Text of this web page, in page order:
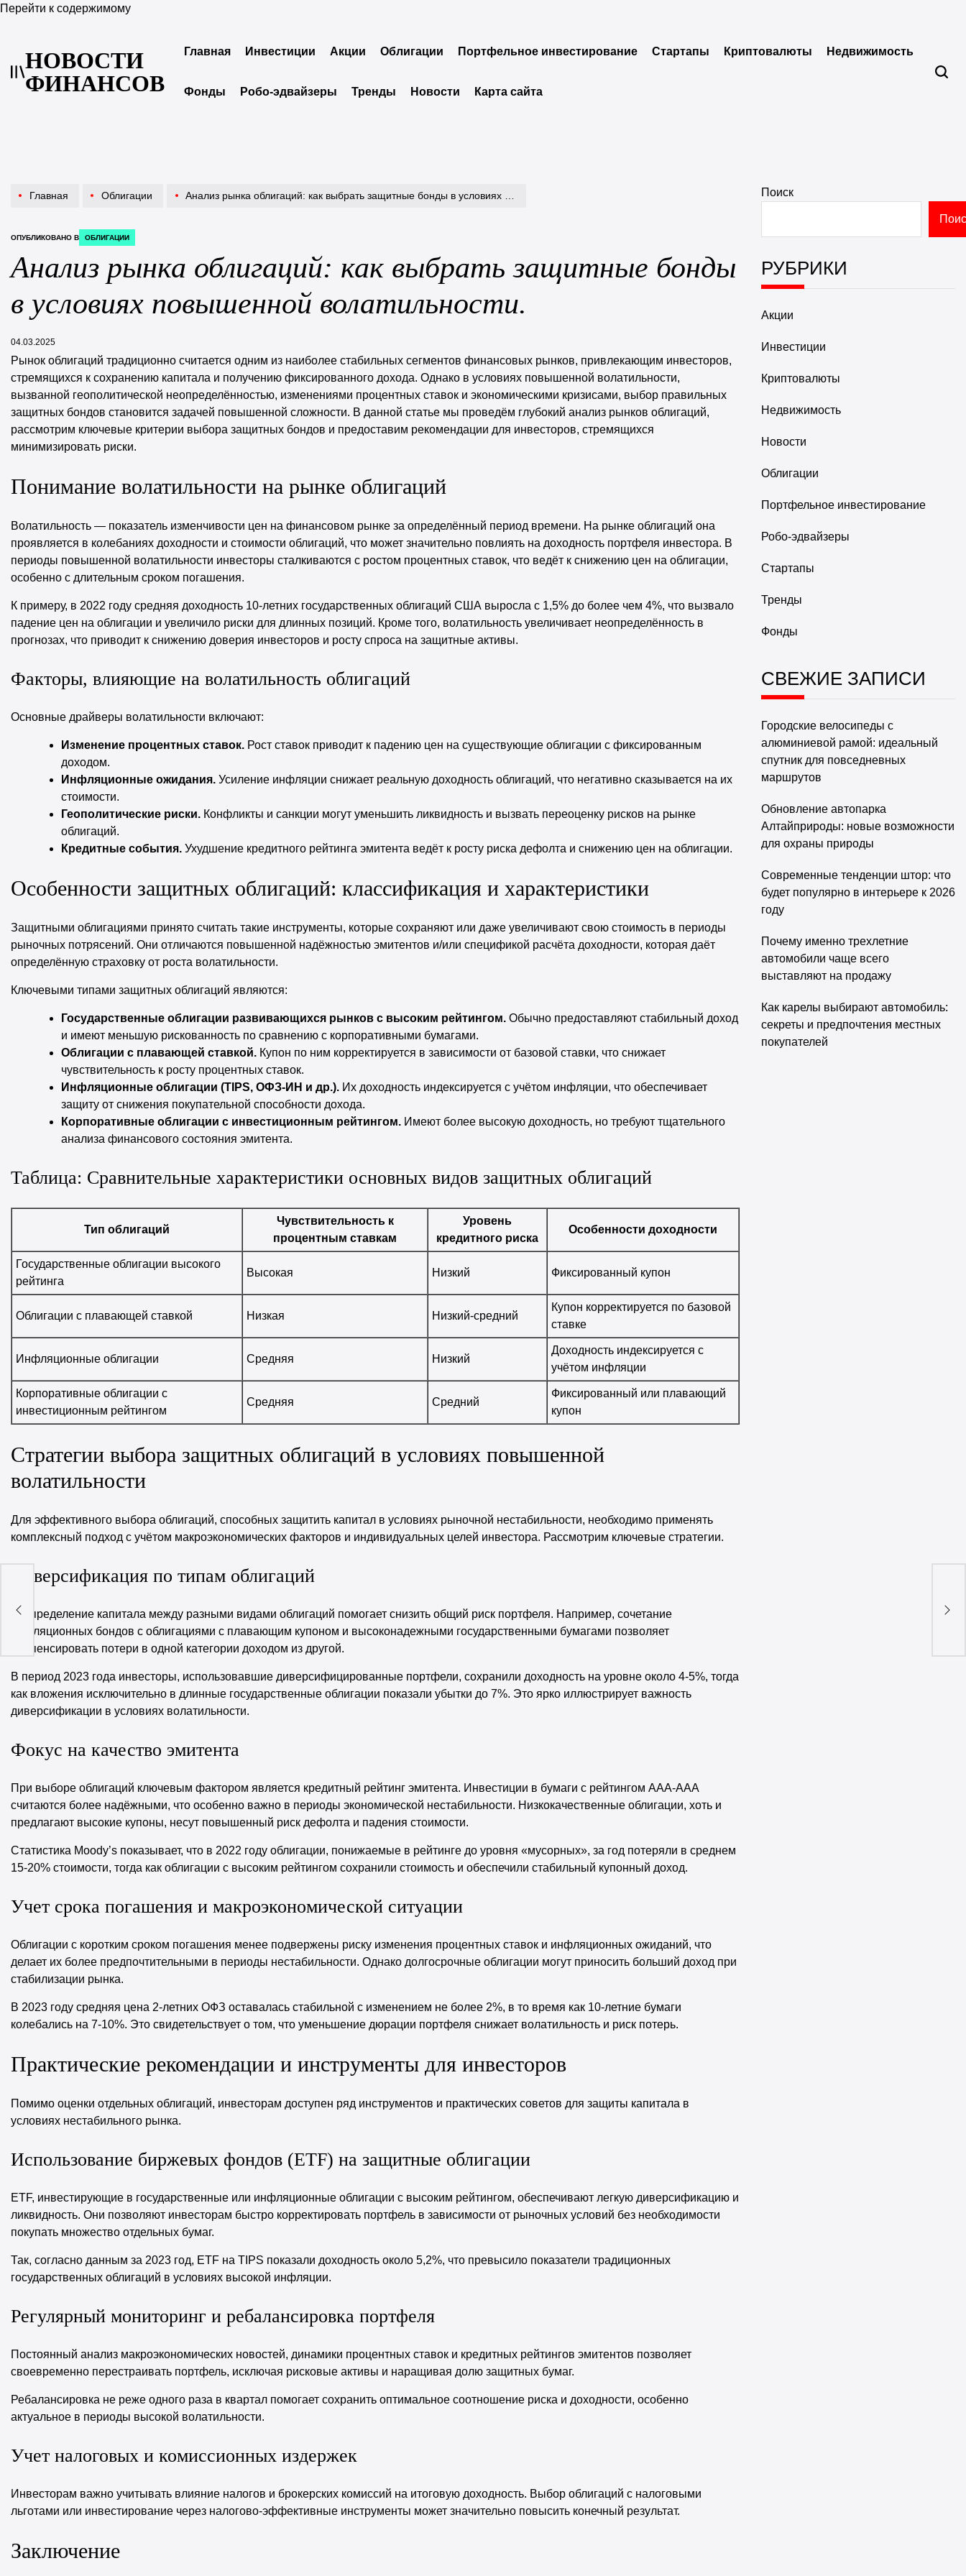
Перейти к содержимому
НОВОСТИ
ФИНАНСОВ
Главная Инвестиции Акции Облигации Портфельное инвестирование Стартапы Криптовалюты Недвижимость
Фонды Робо-эдвайзеры Тренды Новости Карта сайта
Главная Облигации Анализ рынка облигаций: как выбрать защитные бонды в условиях повышенной волатильности.
ОПУБЛИКОВАНО В ОБЛИГАЦИИ
Анализ рынка облигаций: как выбрать защитные бонды
в условиях повышенной волатильности.
04.03.2025
Рынок облигаций традиционно считается одним из наиболее стабильных сегментов финансовых рынков, привлекающим инвесторов,
стремящихся к сохранению капитала и получению фиксированного дохода. Однако в условиях повышенной волатильности,
вызванной геополитической неопределённостью, изменениями процентных ставок и экономическими кризисами, выбор правильных
защитных бондов становится задачей повышенной сложности. В данной статье мы проведём глубокий анализ рынков облигаций,
рассмотрим ключевые критерии выбора защитных бондов и предоставим рекомендации для инвесторов, стремящихся
минимизировать риски.
Понимание волатильности на рынке облигаций
Волатильность — показатель изменчивости цен на финансовом рынке за определённый период времени. На рынке облигаций она
проявляется в колебаниях доходности и стоимости облигаций, что может значительно повлиять на доходность портфеля инвестора. В
периоды повышенной волатильности инвесторы сталкиваются с ростом процентных ставок, что ведёт к снижению цен на облигации,
особенно с длительным сроком погашения.
К примеру, в 2022 году средняя доходность 10-летних государственных облигаций США выросла с 1,5% до более чем 4%, что вызвало
падение цен на облигации и увеличило риски для длинных позиций. Кроме того, волатильность увеличивает неопределённость в
прогнозах, что приводит к снижению доверия инвесторов и росту спроса на защитные активы.
Факторы, влияющие на волатильность облигаций
Основные драйверы волатильности включают:
Изменение процентных ставок. Рост ставок приводит к падению цен на существующие облигации с фиксированным
доходом.
Инфляционные ожидания. Усиление инфляции снижает реальную доходность облигаций, что негативно сказывается на их
стоимости.
Геополитические риски. Конфликты и санкции могут уменьшить ликвидность и вызвать переоценку рисков на рынке
облигаций.
Кредитные события. Ухудшение кредитного рейтинга эмитента ведёт к росту риска дефолта и снижению цен на облигации.
Особенности защитных облигаций: классификация и характеристики
Защитными облигациями принято считать такие инструменты, которые сохраняют или даже увеличивают свою стоимость в периоды
рыночных потрясений. Они отличаются повышенной надёжностью эмитентов и/или спецификой расчёта доходности, которая даёт
определённую страховку от роста волатильности.
Ключевыми типами защитных облигаций являются:
Государственные облигации развивающихся рынков с высоким рейтингом. Обычно предоставляют стабильный доход
и имеют меньшую рискованность по сравнению с корпоративными бумагами.
Облигации с плавающей ставкой. Купон по ним корректируется в зависимости от базовой ставки, что снижает
чувствительность к росту процентных ставок.
Инфляционные облигации (TIPS, ОФЗ-ИН и др.). Их доходность индексируется с учётом инфляции, что обеспечивает
защиту от снижения покупательной способности дохода.
Корпоративные облигации с инвестиционным рейтингом. Имеют более высокую доходность, но требуют тщательного
анализа финансового состояния эмитента.
Таблица: Сравнительные характеристики основных видов защитных облигаций
Тип облигаций
Чувствительность к
процентным ставкам
Уровень
кредитного риска
Особенности доходности
Государственные облигации высокого
рейтинга
Высокая Низкий Фиксированный купон
Облигации с плавающей ставкой Низкая Низкий-средний
Купон корректируется по базовой
ставке
Инфляционные облигации Средняя Низкий
Доходность индексируется с
учётом инфляции
Корпоративные облигации с
инвестиционным рейтингом
Средняя Средний
Фиксированный или плавающий
купон
Стратегии выбора защитных облигаций в условиях повышенной
волатильности
Для эффективного выбора облигаций, способных защитить капитал в условиях рыночной нестабильности, необходимо применять
комплексный подход с учётом макроэкономических факторов и индивидуальных целей инвестора. Рассмотрим ключевые стратегии.
Диверсификация по типам облигаций
Распределение капитала между разными видами облигаций помогает снизить общий риск портфеля. Например, сочетание
инфляционных бондов с облигациями с плавающим купоном и высоконадежными государственными бумагами позволяет
компенсировать потери в одной категории доходом из другой.
В период 2023 года инвесторы, использовавшие диверсифицированные портфели, сохранили доходность на уровне около 4-5%, тогда
как вложения исключительно в длинные государственные облигации показали убытки до 7%. Это ярко иллюстрирует важность
диверсификации в условиях волатильности.
Фокус на качество эмитента
При выборе облигаций ключевым фактором является кредитный рейтинг эмитента. Инвестиции в бумаги с рейтингом AAA-ААА
считаются более надёжными, что особенно важно в периоды экономической нестабильности. Низкокачественные облигации, хоть и
предлагают высокие купоны, несут повышенный риск дефолта и падения стоимости.
Статистика Moody’s показывает, что в 2022 году облигации, понижаемые в рейтинге до уровня «мусорных», за год потеряли в среднем
15-20% стоимости, тогда как облигации с высоким рейтингом сохранили стоимость и обеспечили стабильный купонный доход.
Учет срока погашения и макроэкономической ситуации
Облигации с коротким сроком погашения менее подвержены риску изменения процентных ставок и инфляционных ожиданий, что
делает их более предпочтительными в периоды нестабильности. Однако долгосрочные облигации могут приносить больший доход при
стабилизации рынка.
В 2023 году средняя цена 2-летних ОФЗ оставалась стабильной с изменением не более 2%, в то время как 10-летние бумаги
колебались на 7-10%. Это свидетельствует о том, что уменьшение дюрации портфеля снижает волатильность и риск потерь.
Практические рекомендации и инструменты для инвесторов
Помимо оценки отдельных облигаций, инвесторам доступен ряд инструментов и практических советов для защиты капитала в
условиях нестабильного рынка.
Использование биржевых фондов (ETF) на защитные облигации
ETF, инвестирующие в государственные или инфляционные облигации с высоким рейтингом, обеспечивают легкую диверсификацию и
ликвидность. Они позволяют инвесторам быстро корректировать портфель в зависимости от рыночных условий без необходимости
покупать множество отдельных бумаг.
Так, согласно данным за 2023 год, ETF на TIPS показали доходность около 5,2%, что превысило показатели традиционных
государственных облигаций в условиях высокой инфляции.
Регулярный мониторинг и ребалансировка портфеля
Постоянный анализ макроэкономических новостей, динамики процентных ставок и кредитных рейтингов эмитентов позволяет
своевременно перестраивать портфель, исключая рисковые активы и наращивая долю защитных бумаг.
Ребалансировка не реже одного раза в квартал помогает сохранить оптимальное соотношение риска и доходности, особенно
актуальное в периоды высокой волатильности.
Учет налоговых и комиссионных издержек
Инвесторам важно учитывать влияние налогов и брокерских комиссий на итоговую доходность. Выбор облигаций с налоговыми
льготами или инвестирование через налогово-эффективные инструменты может значительно повысить конечный результат.
Заключение
Поиск
РУБРИКИ
Акции
Инвестиции
Криптовалюты
Недвижимость
Новости
Облигации
Портфельное инвестирование
Робо-эдвайзеры
Стартапы
Тренды
Фонды
СВЕЖИЕ ЗАПИСИ
Городские велосипеды с
алюминиевой рамой: идеальный
спутник для повседневных
маршрутов
Обновление автопарка
Алтайприроды: новые возможности
для охраны природы
Современные тенденции штор: что
будет популярно в интерьере к 2026
году
Почему именно трехлетние
автомобили чаще всего
выставляют на продажу
Как карелы выбирают автомобиль:
секреты и предпочтения местных
покупателей